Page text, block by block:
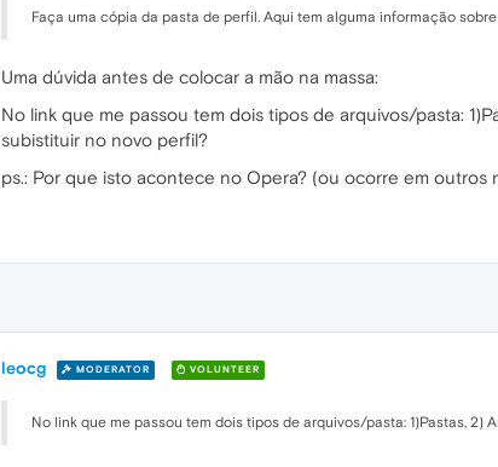
Faça uma cópia da pasta de perfil. Aqui tem alguma informação
Uma dúvida antes de colocar a mão na massa:
No link que me passou tem dois tipos de arquivos/pasta:
subistituir no novo perfil?
ps.: Por que isto acontece no Opera? (ou ocorre em outros
leocg MODERATOR VOLUNTEER
No link que me passou tem dois tipos de arquivos/pasta: 1)Pastas,